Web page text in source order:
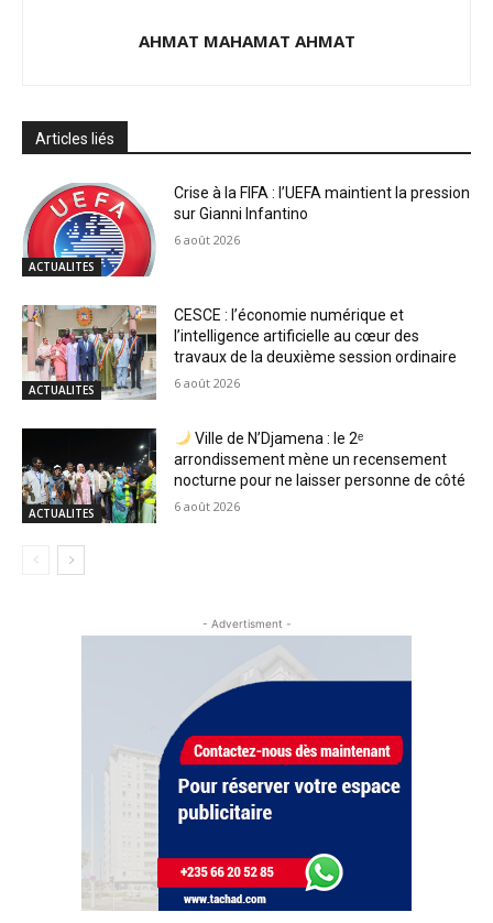
AHMAT MAHAMAT AHMAT
Articles liés
ACTUALITES
Crise à la FIFA : l’UEFA maintient la pression
sur Gianni Infantino
6 août 2026
ACTUALITES
CESCE : l’économie numérique et
l’intelligence artificielle au cœur des
travaux de la deuxième session ordinaire
6 août 2026
ACTUALITES
Ville de N’Djamena : le 2ᵉ
arrondissement mène un recensement
nocturne pour ne laisser personne de côté
6 août 2026
- Advertisment -